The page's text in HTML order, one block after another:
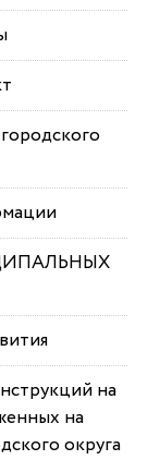
на
на
округа